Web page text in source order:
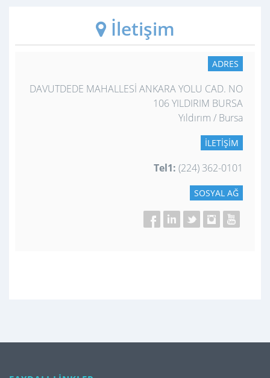
İletişim
ADRES
DAVUTDEDE MAHALLESİ ANKARA YOLU CAD. NO
106 YILDIRIM BURSA
Yıldırım / Bursa
İLETIŞIM
Tel1: (224) 362-0101
SOSYAL AĞ